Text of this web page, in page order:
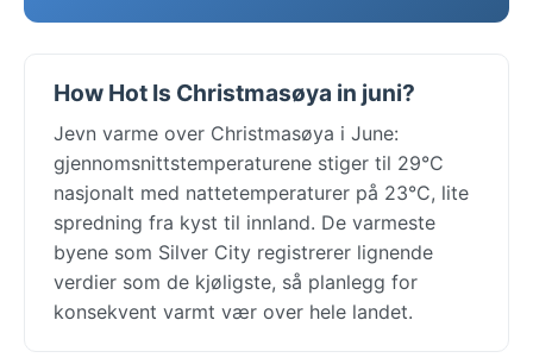
How Hot Is Christmasøya in juni?
Jevn varme over Christmasøya i June:
gjennomsnittstemperaturene stiger til 29°C
nasjonalt med nattetemperaturer på 23°C, lite
spredning fra kyst til innland. De varmeste
byene som Silver City registrerer lignende
verdier som de kjøligste, så planlegg for
konsekvent varmt vær over hele landet.